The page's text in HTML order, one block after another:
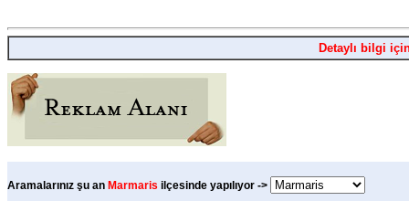
Detaylı bilgi
Aramalarınız şu an Marmaris ilçesinde yapılıyor ->